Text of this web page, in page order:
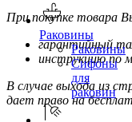
Раковины
Раковины
Сифоны
для
раковин
При покупке товара
гарантийный
инструкцию по
В случае выхода из
дает право на